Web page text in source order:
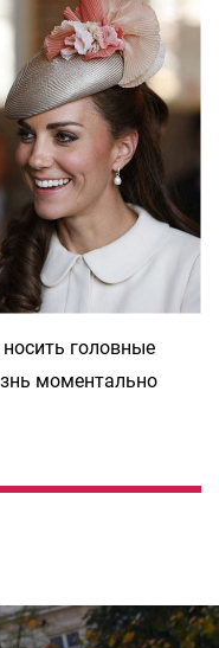
головные
моментально